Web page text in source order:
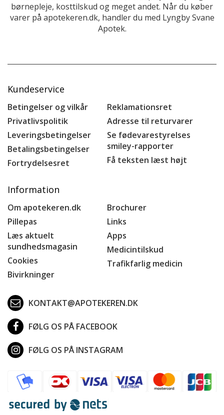
børnepleje, kosttilskud og meget andet. Når du køber
varer på apotekeren.dk, handler du med Lyngby Svane
Apotek.
Kundeservice
Betingelser og vilkår
Privatlivspolitik
Leveringsbetingelser
Betalingsbetingelser
Fortrydelsesret
Reklamationsret
Adresse til returvarer
Se fødevarestyrelses
smiley-rapporter
Få teksten læst højt
Information
Om apotekeren.dk
Pillepas
Læs aktuelt
sundhedsmagasin
Cookies
Bivirkninger
Brochurer
Links
Apps
Medicintilskud
Trafikfarlig medicin
KONTAKT@APOTEKEREN.DK
FØLG OS PÅ FACEBOOK
FØLG OS PÅ INSTAGRAM